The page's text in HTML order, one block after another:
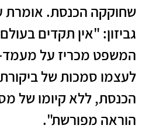
שחוקקה הכנסת. אומרת
גביזון: "אין תקדים
המשפט מכריז על מעמד-
לעצמו סמכות של
הכנסת, ללא קיומו של
הוראה מפורשת".